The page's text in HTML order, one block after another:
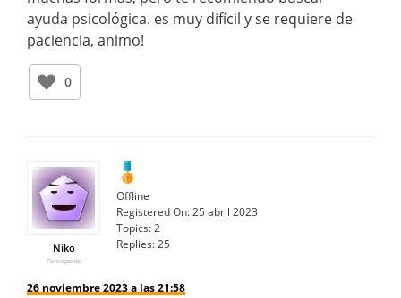
ayuda psicológica. es muy difícil y se requiere de
paciencia, animo!
0
Niko
Participante
Offline
Registered On:25 abril 2023
Topics:2
Replies:25
26 noviembre 2023 a las 21:58